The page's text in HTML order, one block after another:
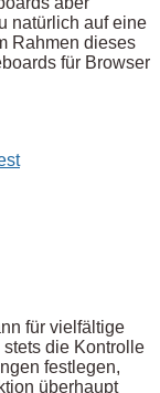
natürlich auf eine
Rahmen dieses
für Browser
für vielfältige
die Kontrolle
festlegen,
überhaupt